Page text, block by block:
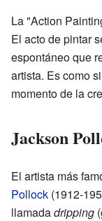
La "Action
El acto de pintar
espontáneo que
artista. Es como
momento de la
Jackson
El artista más
Pollock (1912-
llamadadripping